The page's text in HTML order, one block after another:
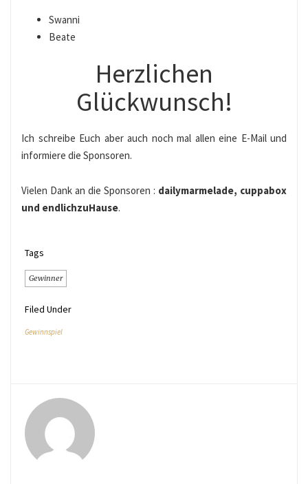
Swanni
Beate
Herzlichen
Glückwunsch!
Ich schreibe Euch aber auch noch mal allen eine E-Mail und
informiere die Sponsoren.
Vielen Dank an die Sponsoren : dailymarmelade, cuppabox
und endlichzuHause.
Tags
Gewinner
Filed Under
Gewinnspiel